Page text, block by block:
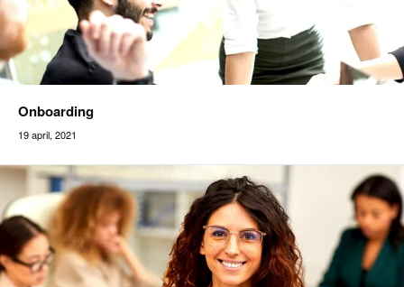
Onboarding
19 april, 2021